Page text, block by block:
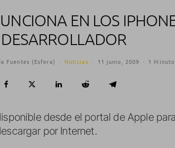
EN LOS
DESARROLLADOR
Fuentes (Esfera) · Noticias · 11 junio, 2009 · 1
desde el portal de Apple
por Internet.